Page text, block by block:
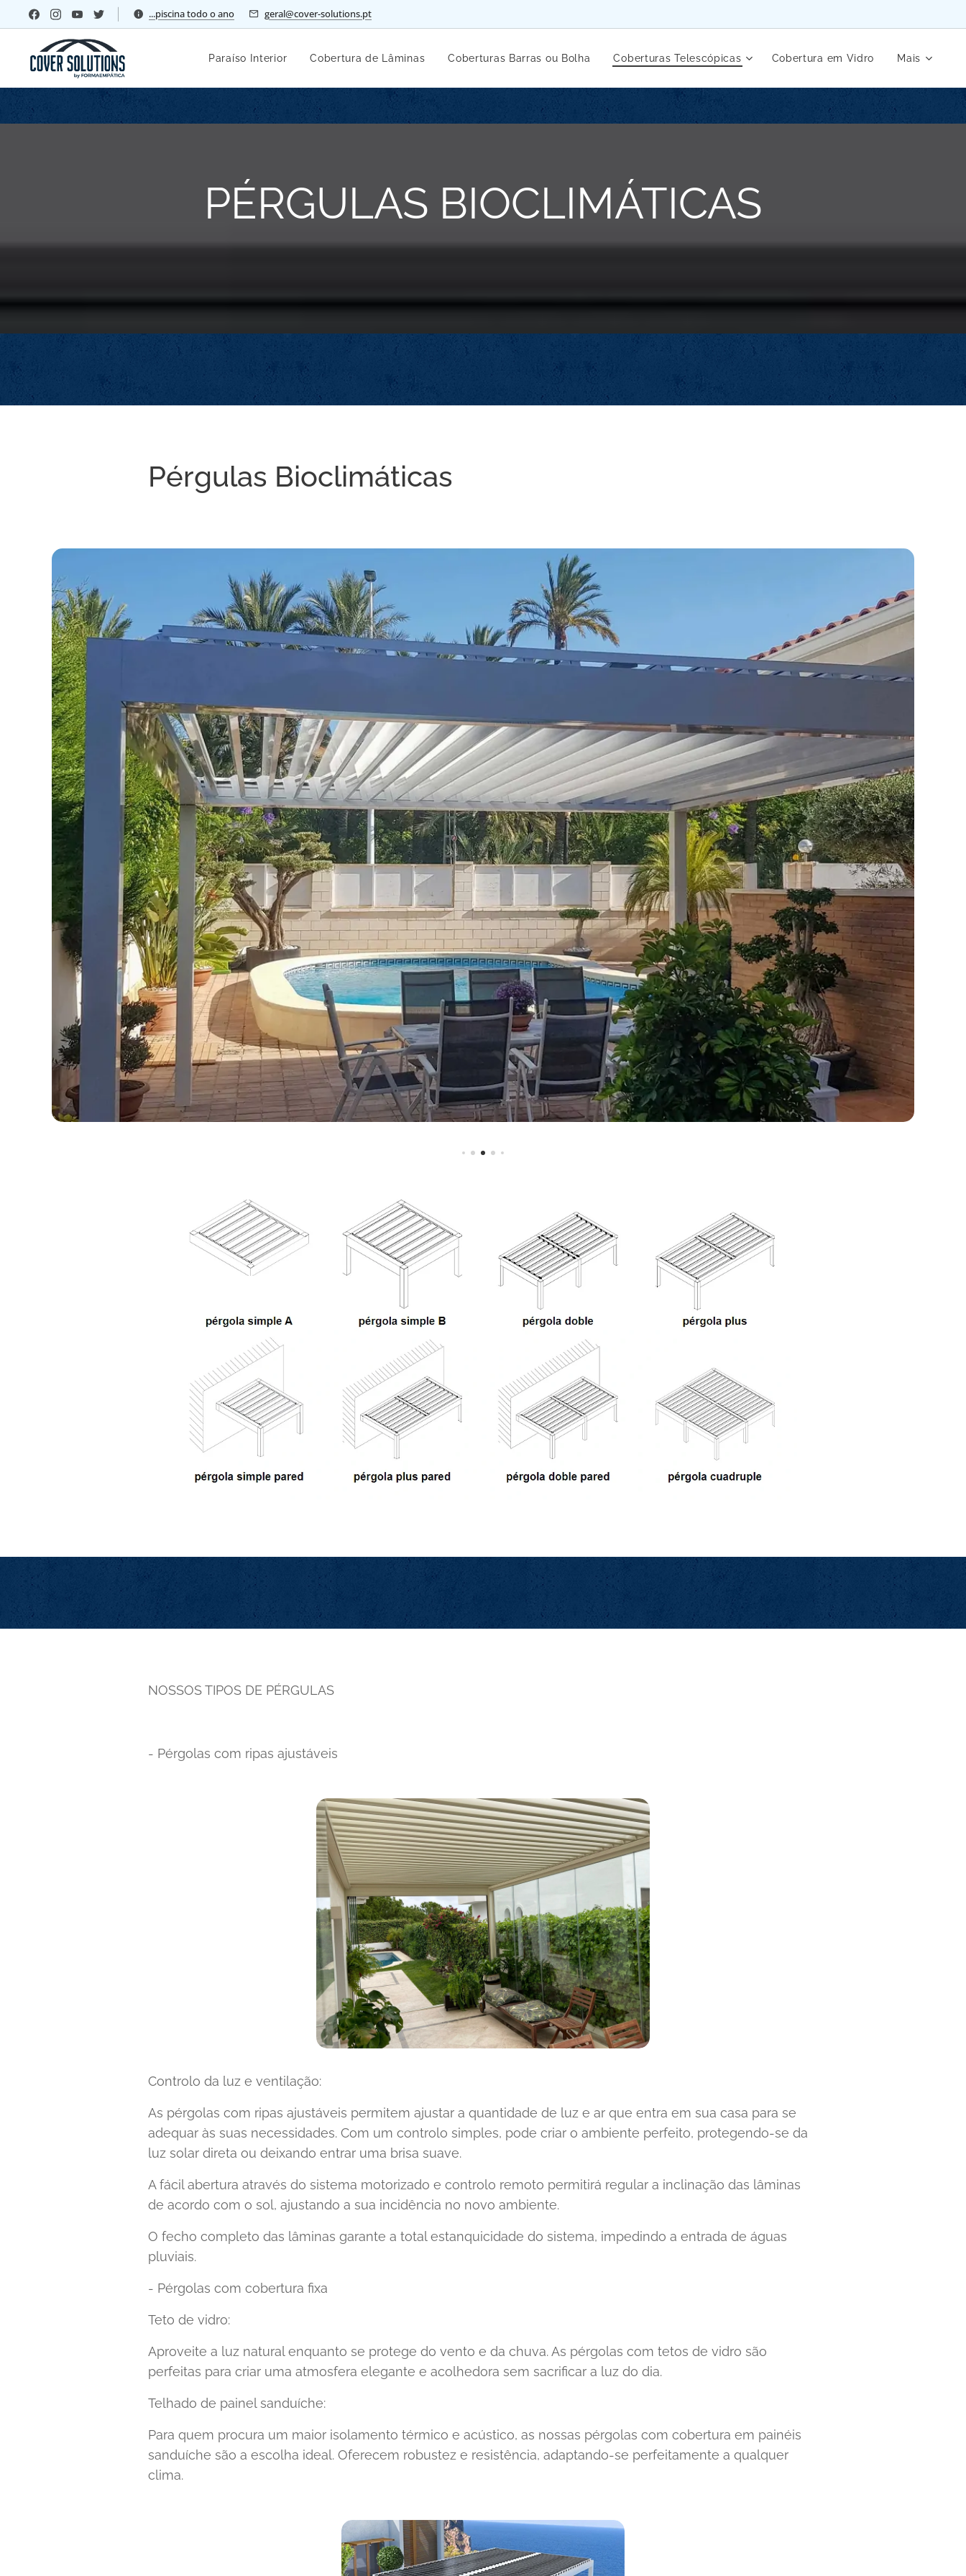
...piscina todo o ano geral@cover-solutions.pt
Paraíso Interior Cobertura de Lâminas Coberturas Barras ou Bolha Coberturas Telescópicas Cobertura em Vidro Mais
PÉRGULAS BIOCLIMÁTICAS
Pérgulas Bioclimáticas
NOSSOS TIPOS DE PÉRGULAS
- Pérgolas com ripas ajustáveis
Controlo da luz e ventilação:
As pérgolas com ripas ajustáveis ​​permitem ajustar a quantidade de luz e ar que entra em sua casa para se
adequar às suas necessidades. Com um controlo simples, pode criar o ambiente perfeito, protegendo-se da
luz solar direta ou deixando entrar uma brisa suave.
A fácil abertura através do sistema motorizado e controlo remoto permitirá regular a inclinação das lâminas
de acordo com o sol, ajustando a sua incidência no novo ambiente.
O fecho completo das lâminas garante a total estanquicidade do sistema, impedindo a entrada de águas
pluviais.
- Pérgolas com cobertura fixa
Teto de vidro:
Aproveite a luz natural enquanto se protege do vento e da chuva. As pérgolas com tetos de vidro são
perfeitas para criar uma atmosfera elegante e acolhedora sem sacrificar a luz do dia.
Telhado de painel sanduíche:
Para quem procura um maior isolamento térmico e acústico, as nossas pérgolas com cobertura em painéis
sanduíche são a escolha ideal. Oferecem robustez e resistência, adaptando-se perfeitamente a qualquer
clima.